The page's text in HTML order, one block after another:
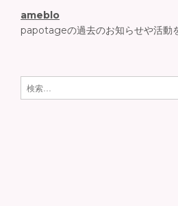
ameblo
papotageの過去のお知らせや活動
検索: